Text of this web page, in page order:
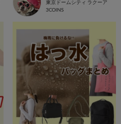
東京ドームシティ ラクーア
3COINS